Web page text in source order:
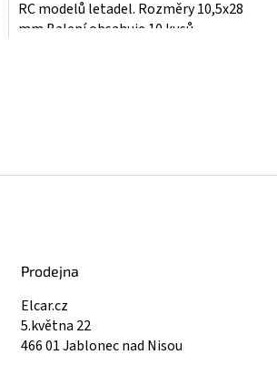
RC modelů letadel. Rozměry 10,5x28
mm Balení obsahuje 10 kusů.
í
i
s
Prodejna
Elcar.cz
5.května 22
466 01 Jablonec nad Nisou